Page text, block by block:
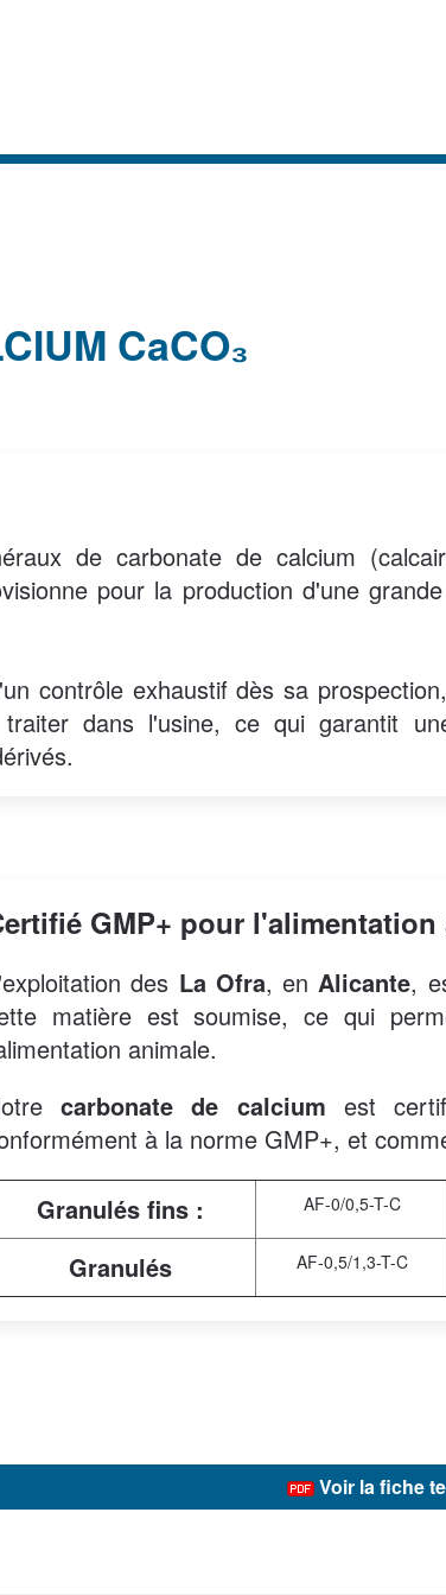
CaCO₃
de carbonate de calcium
pour la production d'une
contrôle exhaustif dès sa
dans l'usine, ce qui garantit
GMP+ pour l'alimentation
des La Ofra, enAlicante,
matière est soumise, ce qui
animale.
carbonate de calcium est
à la norme GMP+, et
Granulés fins : AF-0/0,5-T-C
Granulés AF-0,5/1,3-T-C
Voir la fiche